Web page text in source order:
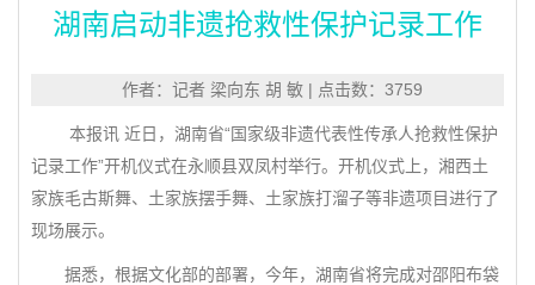
湖南启动非遗抢救性保护记录工作
作者：记者 梁向东 胡 敏 | 点击数：3759
本报讯 近日，湖南省“国家级非遗代表性传承人抢救性保护
记录工作”开机仪式在永顺县双凤村举行。开机仪式上，湘西土
家族毛古斯舞、土家族摆手舞、土家族打溜子等非遗项目进行了
现场展示。
据悉，根据文化部的部署，今年，湖南省将完成对邵阳布袋